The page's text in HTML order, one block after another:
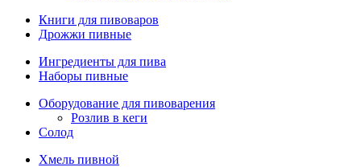
Книги для пивоваров
Дрожжи пивные
Ингредиенты для пива
Наборы пивные
Оборудование для пивоварения
Розлив в кеги
Солод
Хмель пивной